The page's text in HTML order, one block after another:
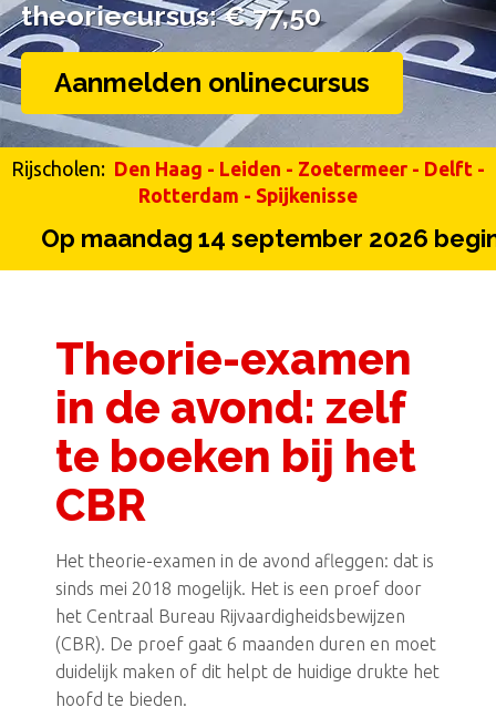
theoriecursus: € 77,50
theoriecursus: € 77,50
Aanmelden onlinecursus
Rijscholen: Den Haag - Leiden - Zoetermeer - Delft -
Rotterdam - Spijkenisse
maandag 14 september 2026 begint
Theorie-examen
in de avond: zelf
te boeken bij het
CBR
Het theorie-examen in de avond afleggen: dat is
sinds mei 2018 mogelijk. Het is een proef door
het Centraal Bureau Rijvaardigheidsbewijzen
(CBR). De proef gaat 6 maanden duren en moet
duidelijk maken of dit helpt de huidige drukte het
hoofd te bieden.